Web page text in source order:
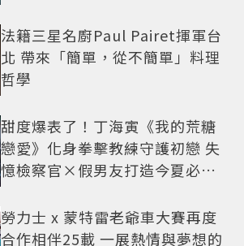
法籍三星名廚Paul Pairet揮軍台
北 帶來「簡單，從不簡單」料理
哲學
甜度爆表了！丁海寅《我的荒糖
戀愛》化身拳擊教練守護初戀 失
憶檢察官×假男友打造今夏必看
勞力士 x 蒙特雷老爺車大賽再度
合作相伴25載 一展熱情與夢想的